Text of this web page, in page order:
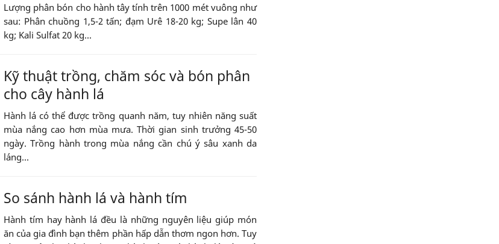
Lượng phân bón cho hành tây tính trên 1000 mét vuông như
sau: Phân chuồng 1,5-2 tấn; đạm Urê 18-20 kg; Supe lân 40
kg; Kali Sulfat 20 kg...
Kỹ thuật trồng, chăm sóc và bón phân
cho cây hành lá
Hành lá có thể được trồng quanh năm, tuy nhiên năng suất
mùa nắng cao hơn mùa mưa. Thời gian sinh trưởng 45-50
ngày. Trồng hành trong mùa nắng cần chú ý sâu xanh da
láng...
So sánh hành lá và hành tím
Hành tím hay hành lá đều là những nguyên liệu giúp món
ăn của gia đình bạn thêm phần hấp dẫn thơm ngon hơn. Tuy